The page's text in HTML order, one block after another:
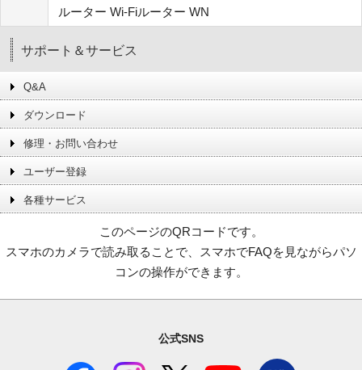
ルーター Wi-Fiルーター WN
サポート＆サービス
Q&A
ダウンロード
修理・お問い合わせ
ユーザー登録
各種サービス
このページのQRコードです。
スマホのカメラで読み取ることで、スマホでFAQを見ながらパソ
コンの操作ができます。
公式SNS